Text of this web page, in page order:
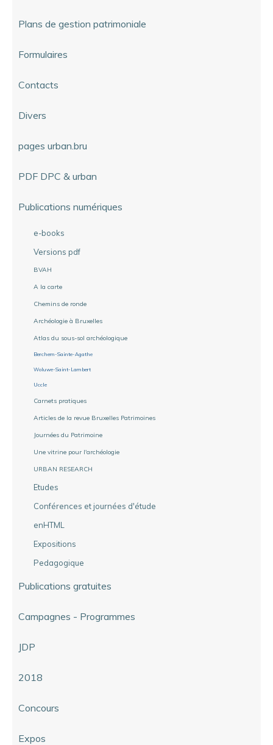
Plans de gestion patrimoniale
Formulaires
Contacts
Divers
pages urban.bru
PDF DPC & urban
Publications numériques
e-books
Versions pdf
BVAH
A la carte
Chemins de ronde
Archéologie à Bruxelles
Atlas du sous-sol archéologique
Berchem-Sainte-Agathe
Woluwe-Saint-Lambert
Uccle
Carnets pratiques
Articles de la revue Bruxelles Patrimoines
Journées du Patrimoine
Une vitrine pour l'archéologie
URBAN RESEARCH
Etudes
Conférences et journées d'étude
enHTML
Expositions
Pedagogique
Publications gratuites
Campagnes - Programmes
JDP
2018
Concours
Expos